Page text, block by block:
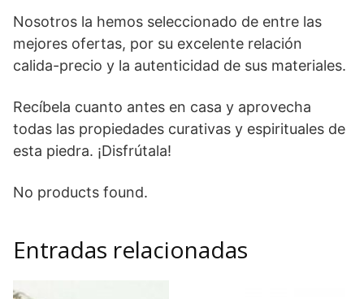
Nosotros la hemos seleccionado de entre las
mejores ofertas, por su excelente relación
calida-precio y la autenticidad de sus materiales.
Recíbela cuanto antes en casa y aprovecha
todas las propiedades curativas y espirituales de
esta piedra. ¡Disfrútala!
No products found.
Entradas relacionadas